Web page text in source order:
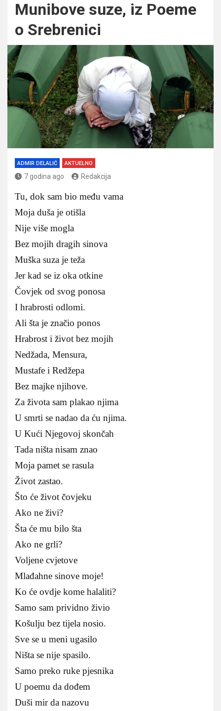
Munibove suze, iz Poeme
o Srebrenici
ADMIR DELALIĆ AKTUELNO
7 godina ago Redakcija
Tu, dok sam bio među vama
Moja duša je otišla
Nije više mogla
Bez mojih dragih sinova
Muška suza je teža
Jer kad se iz oka otkine
Čovjek od svog ponosa
I hrabrosti odlomi.
Ali šta je značio ponos
Hrabrost i život bez mojih
Nedžada, Mensura,
Mustafe i Redžepa
Bez majke njihove.
Za života sam plakao njima
U smrti se nadao da ću njima.
U Kući Njegovoj skončah
Tada ništa nisam znao
Moja pamet se rasula
Život zastao.
Što će život čovjeku
Ako ne živi?
Šta će mu bilo šta
Ako ne grli?
Voljene cvjetove
Mlađahne sinove moje!
Ko će ovdje kome halaliti?
Samo sam prividno živio
Košulju bez tijela nosio.
Sve se u meni ugasilo
Ništa se nije spasilo.
Samo preko ruke pjesnika
U poemu da dođem
Duši mir da nazovu